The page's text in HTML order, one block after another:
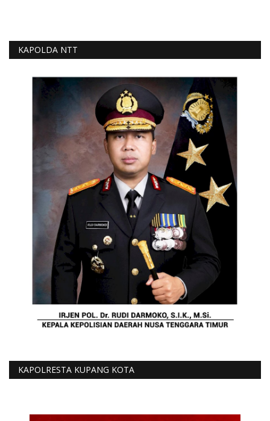
KAPOLDA NTT
KAPOLRESTA KUPANG KOTA